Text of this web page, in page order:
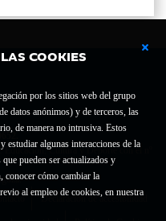
COOKIES
por los sitios web del grupo
datos anónimos) y de terceros, las
de manera no intrusiva. Estos
estudiar algunas interacciones de la
pueden ser actualizados y
conocer cómo cambiar la
al empleo de cookies, en nuestra
Cultura y Deporte con el nº
Declaración de accesibilidad